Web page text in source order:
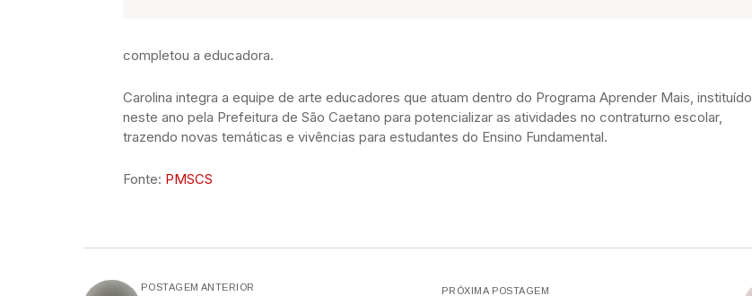
completou a educadora.
Carolina integra a equipe de arte educadores que atuam dentro do Programa Aprender Mais, instituído
neste ano pela Prefeitura de São Caetano para potencializar as atividades no contraturno escolar,
trazendo novas temáticas e vivências para estudantes do Ensino Fundamental.
Fonte: PMSCS
POSTAGEM ANTERIOR PRÓXIMA POSTAGEM